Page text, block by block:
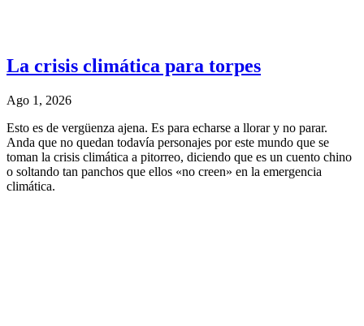
La crisis climática para torpes
Ago 1, 2026
Esto es de vergüenza ajena. Es para echarse a llorar y no parar.
Anda que no quedan todavía personajes por este mundo que se
toman la crisis climática a pitorreo, diciendo que es un cuento chino
o soltando tan panchos que ellos «no creen» en la emergencia
climática.